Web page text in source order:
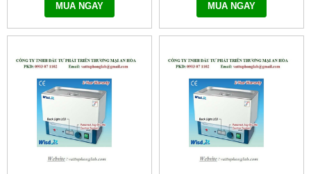
MUA NGAY MUA NGAY